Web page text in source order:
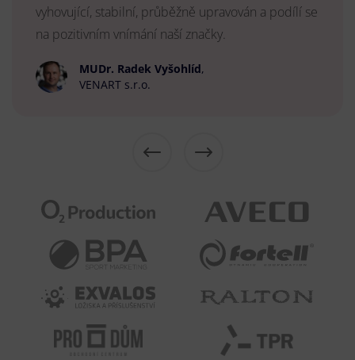
vyhovující, stabilní, průběžně upravován a podílí se
na pozitivním vnímání naší značky.
MUDr. Radek Vyšohlíd,
VENART s.r.o.